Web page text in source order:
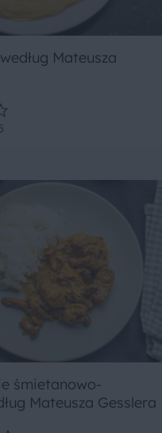
Mateusza
śmietanowo-
Mateusza Gesslera